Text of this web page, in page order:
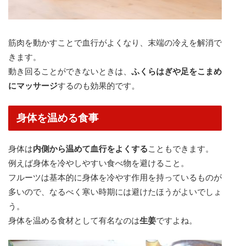
筋肉を動かすことで血行がよくなり、末端の冷えを解消で
きます。
動き回ることができないときは、 ふくらはぎや足をこまめ
にマッサージするのも効果的です。
身体を温める食事
身体は内側から温めて血行をよくすることもできます。
例えば身体を冷やしやすい食べ物を避けること。
フルーツは基本的に身体を冷やす作用を持っているものが
多いので、なるべく寒い時期には避けたほうがよいでしょ
う。
身体を温める食材として有名なのは生姜ですよね。